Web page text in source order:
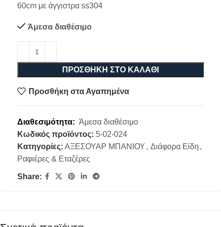
60cm με άγγιστρα ss304
Άμεσα διαθέσιμο
ΠΡΟΣΘΉΚΗ ΣΤΟ ΚΑΛΆΘΙ
Προσθήκη στα Αγαπημένα
Διαθεσιμότητα: Άμεσα διαθέσιμο
Κωδικός προϊόντος: 5-02-024
Κατηγορίες: ΑΞΕΣΟΥΑΡ ΜΠΑΝΙΟΥ , Διάφορα Είδη ,
Ραφιέρες & Εταζέρες
Share: